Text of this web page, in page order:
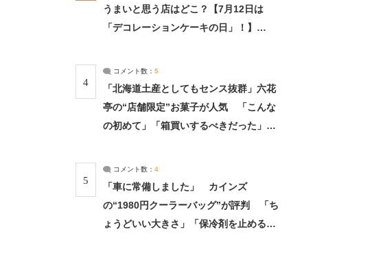
うまいと思う店はどこ？【7月12日は
「デコレーションケーキの日」！】
4
コメント数： 5
「北海道土産としてもセンス抜群」六花
亭の“店舗限定”お菓子が人気 「こんな
の初めて」「箱買いするべきだった」
5
コメント数： 4
「車に常備しました」 カインズ
の“1980円クーラーバッグ”が評判 「ち
ょうどいい大きさ」「保冷剤を止めるベ